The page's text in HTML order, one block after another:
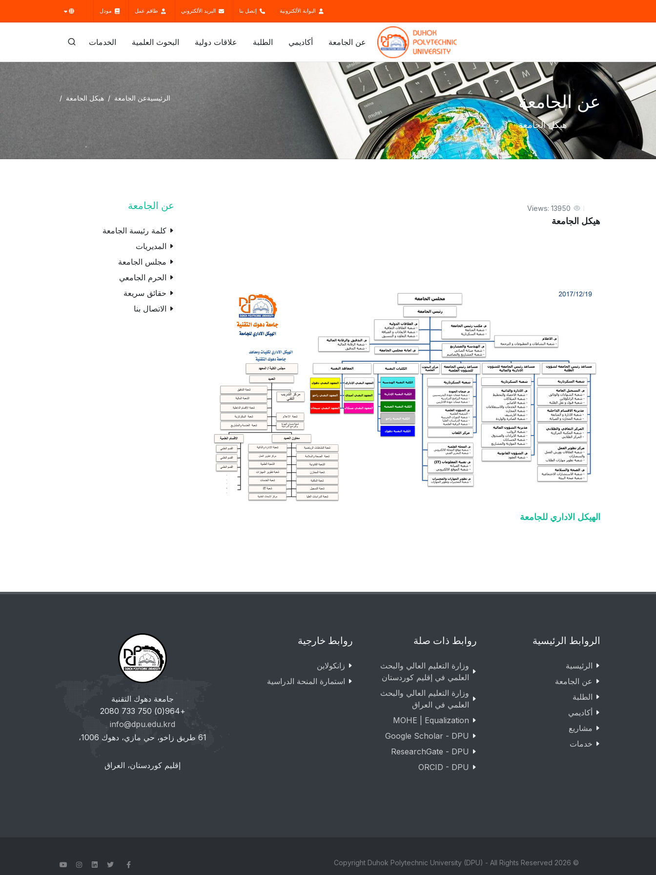
البوابة الألكترونية إتصل بنا البريد الألكتروني طاقم عمل مودل
عن الجامعة أكاديمي الطلبة علاقات دولية البحوث العلمية الخدمات
عن الجامعة
هيكل الجامعة
الرئيسيةعن الجامعة هيكل الجامعة
Views: 13950
هيكل الجامعة
الهيكل الاداري للجامعة
عن الجامعة
كلمة رئيسة الجامعة
المديريات
مجلس الجامعة
الحرم الجامعي
حقائق سريعة
الاتصال بنا
الروابط الرئيسية
الرئيسية
عن الجامعة
الطلبة
أكاديمي
مشاريع
خدمات
روابط ذات صلة
وزارة التعليم العالي والبحث
العلمي في إقليم كوردستان
وزارة التعليم العالي والبحث
العلمي في العراق
MOHE | Equalization
Google Scholar - DPU
ResearchGate - DPU
ORCID - DPU
روابط خارجية
زانکولاین
استمارة المنحة الدراسية
جامعة دهوك التقنية
+964(0) 750 733 2080
info@dpu.edu.krd
61 طريق زاخو، حي مازي، دهوك 1006،
إقليم كوردستان، العراق
© 2026 Copyright Duhok Polytechnic University (DPU) - All Rights Reserved